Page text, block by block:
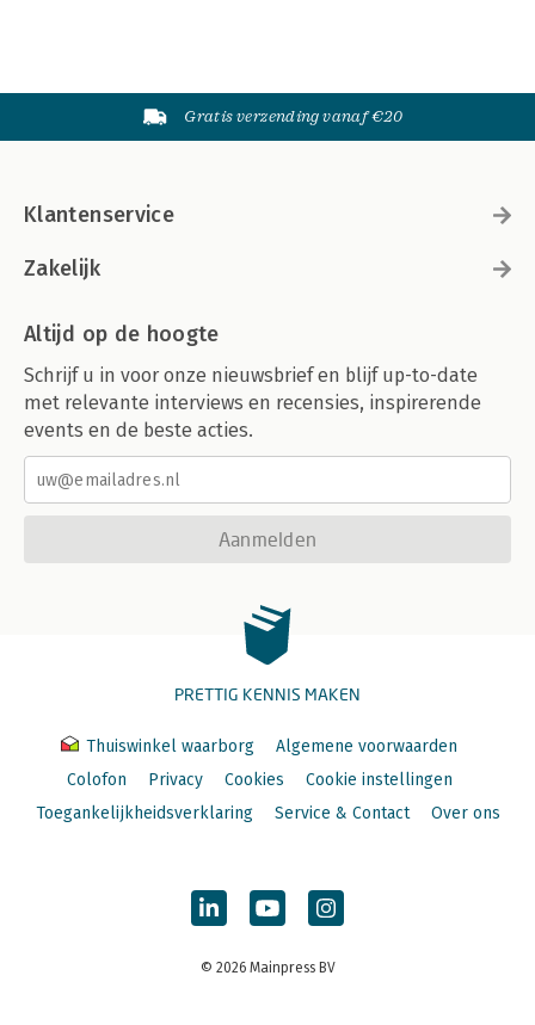
Gratis verzending vanaf €20
Klantenservice
Zakelijk
Altijd op de hoogte
Schrijf u in voor onze nieuwsbrief en blijf up-to-date
met relevante interviews en recensies, inspirerende
events en de beste acties.
Aanmelden
PRETTIG KENNIS MAKEN
Thuiswinkel waarborg
Algemene voorwaarden
Colofon
Privacy Cookies
Cookie instellingen
Toegankelijkheidsverklaring
Service & Contact Over ons
© 2026 Mainpress BV